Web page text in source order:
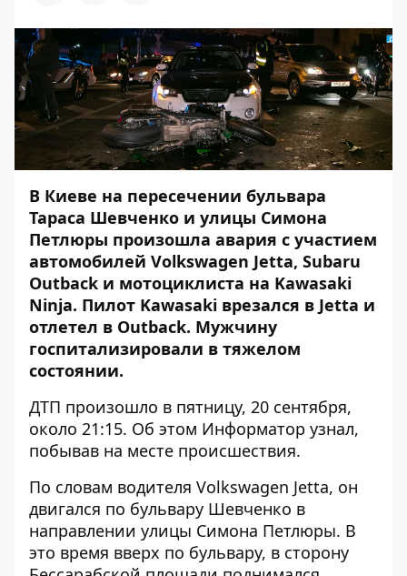
В Киеве на пересечении бульвара
Тараса Шевченко и улицы Симона
Петлюры произошла авария с участием
автомобилей Volkswagen Jetta, Subaru
Outback и мотоциклиста на Kawasaki
Ninja. Пилот Kawasaki врезался в Jetta и
отлетел в Outback. Мужчину
госпитализировали в тяжелом
состоянии.
ДТП произошло в пятницу, 20 сентября,
около 21:15. Об этом Информатор узнал,
побывав на месте происшествия.
По словам водителя Volkswagen Jetta, он
двигался по бульвару Шевченко в
направлении улицы Симона Петлюры. В
это время вверх по бульвару, в сторону